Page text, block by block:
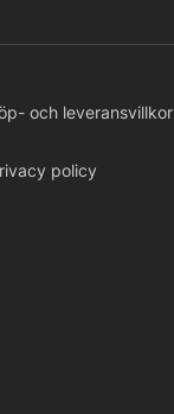
och leveransvillkor
policy